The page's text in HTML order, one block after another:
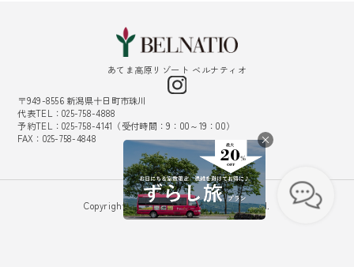
あてま高原リゾート ベルナティオ
〒949-8556 新潟県十日町市珠川
代表TEL：025-758-4888
予約TEL：025-758-4141（受付時間：9：00～19：00）
FAX：025-758-4848
採用情報
Copyright © Belnatio. All Rights Reserved.